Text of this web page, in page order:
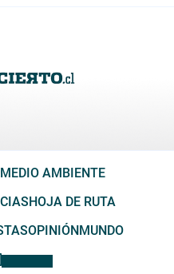
MEDIO AMBIENTE
HOJA DE RUTA
OPINIÓN MUNDO